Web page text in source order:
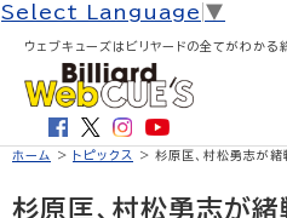
Select Language ▼
ウェブキューズはビリヤードの全てがわかる
ホーム > トピックス > 杉原匡、村松勇志が緒
杉原匡、村松勇志が緒